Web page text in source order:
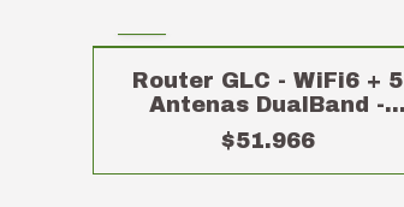
Router GLC - WiFi6 + 5
Antenas DualBand -
AX1800
$51.966